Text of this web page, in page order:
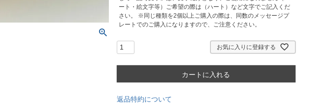
ート・絵文字等）ご希望の際は（ハート）など文字でご記入くだ
さい。 ※同じ種類を2個以上ご購入の際は、同数のメッセージプ
レートでのご購入になりますので、ご注意ください。
お気に入りに登録する
カートに入れる
返品特約について